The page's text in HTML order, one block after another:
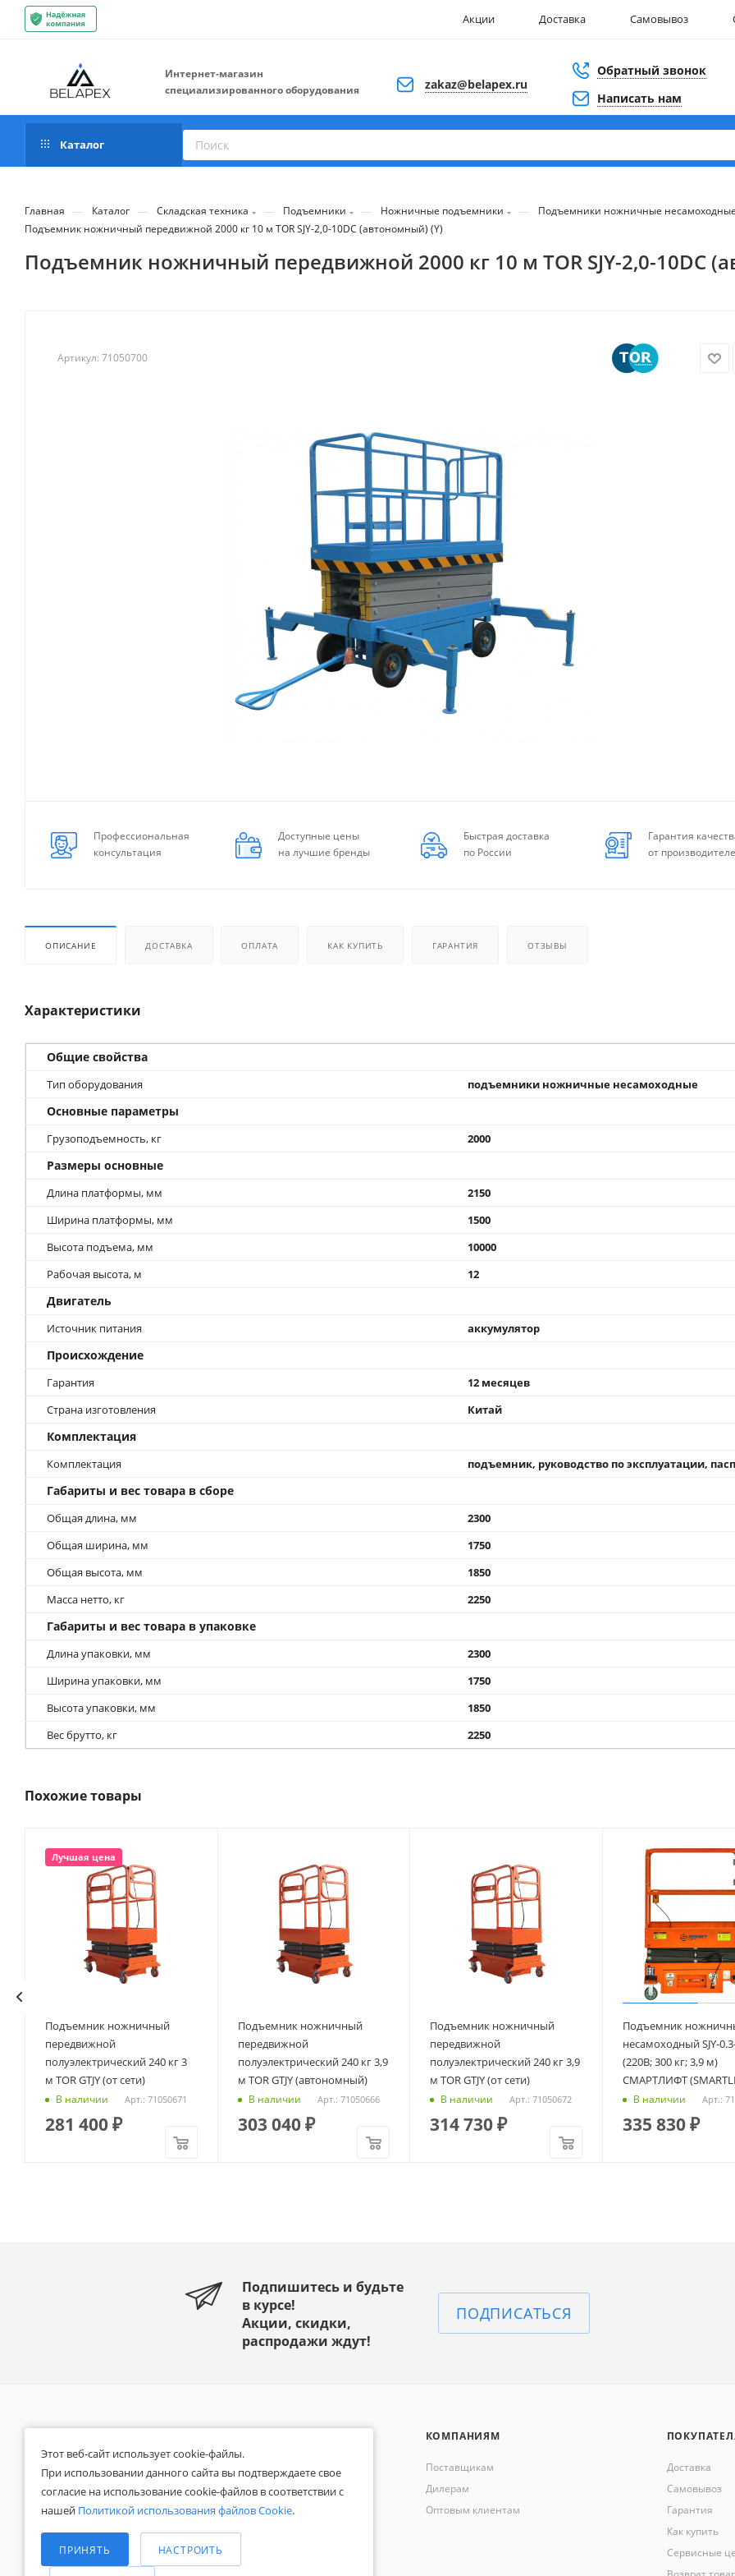
Акции Доставка Самовывоз
Интернет-магазин
специализированного оборудования
zakaz@belapex.ru
Обратный звонок
Написать нам
Каталог
Главная — Каталог — Складская техника — Подъемники — Ножничные подъемники —
Подъемники ножничные
Подъемник ножничный передвижной 2000 кг 10 м TOR SJY-2,0-10DC (автономный) (Y)
Подъемник ножничный передвижной 2000 кг 10 м TOR SJY-2,0-10DC
Артикул: 71050700
Профессиональная
консультация
Доступные цены
на лучшие бренды
Быстрая доставка
по России
Гарантия
от
ОПИСАНИЕ ДОСТАВКА ОПЛАТА КАК КУПИТЬ ГАРАНТИЯ ОТЗЫВЫ
Характеристики
Общие свойства
Тип оборудования подъемники ножничные несамоходные
Основные параметры
Грузоподъемность, кг 2000
Размеры основные
Длина платформы, мм
2150
Ширина платформы, мм
1500
Высота подъема, мм
10000
Рабочая высота, м
12
Двигатель
Источник питания аккумулятор
Происхождение
Гарантия
12 месяцев
Страна изготовления
Китай
Комплектация
Комплектация подъемник, руководство по эксплуатации,
Габариты и вес товара в сборе
Общая длина, мм
2300
Общая ширина, мм
1750
Общая высота, мм
1850
Масса нетто, кг
2250
Габариты и вес товара в упаковке
Длина упаковки, мм
2300
Ширина упаковки, мм
1750
Высота упаковки, мм
1850
Вес брутто, кг
2250
Похожие товары
Лучшая цена
Подъемник ножничный
передвижной
полуэлектрический 240 кг 3
м TOR GTJY (от сети)
В наличии Арт.: 71050671
281 400₽
Подъемник ножничный
передвижной
полуэлектрический 240 кг 3,9
м TOR GTJY (автономный)
В наличии Арт.: 71050666
303 040₽
Подъемник ножничный
передвижной
полуэлектрический 240 кг 3,9
м TOR GTJY (от сети)
В наличии Арт.: 71050672
314 730₽
Подъемник
несамоходный SJY-
(220В; 300 кг; 3,9 м)
СМАРТЛИФТ
В наличии Арт.:
335 830₽
Подпишитесь и будьте
в курсе!
Акции, скидки,
распродажи ждут!
ПОДПИСАТЬСЯ
АКЦИИ
БРЕНДЫ
КОНТАКТЫ
Реквизиты
Наши сертификаты
Отзывы
Новости
Блог
КОМПАНИЯМ
Поставщикам
Дилерам
Оптовым клиентам
Доставка
Самовывоз
Гарантия
Как купить
Сервисные
Этот веб-сайт использует cookie-файлы.
При использовании данного сайта вы подтверждаете свое
согласие на использование cookie-файлов в соответствии с
нашей Политикой использования файлов Cookie.
Минимальные
Аналитические/Функциональные
ПРИНЯТЬ НАСТРОИТЬ